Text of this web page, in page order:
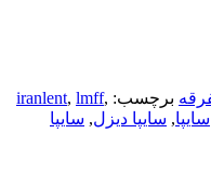
برچسب: iranlent, lmff,
سایپا, سایپا دیزل, سایپا